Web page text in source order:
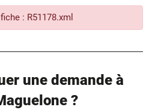
: R51178.xml
une demande à
?